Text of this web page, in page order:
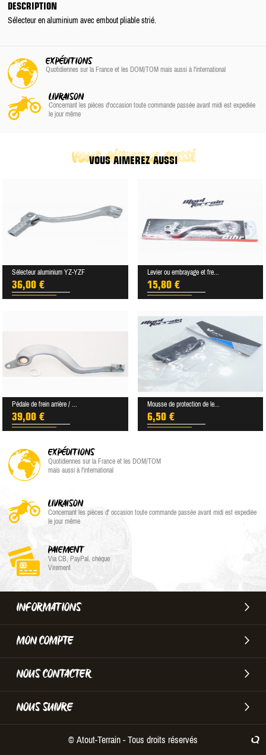
DESCRIPTION
Sélecteur en aluminium avec embout pliable strié.
EXPÉDITIONS
Quotidiennes sur la Franceet les DOM/TOM mais aussi à l'international
LIVRAISON
Concernant les pièces d'occasion toute commande passée avant midi est expediée
le jour même
VOUS AIMEREZ AUSSI
vous aimerez aussi
Sélecteur aluminium YZ-YZF
36,00 €
Levier ou embrayage et fre...
15,80 €
Pédale de frein arrière / ...
39,00 €
Mousse de protection de le...
6,50 €
EXPÉDITIONS
Quotidiennes sur la France et les DOM/TOM
mais aussi à l'international
LIVRAISON
Concernant les pièces d' occasion toute commande passée avant midi est expediée
le jour même
PAIEMENT
Via CB, PayPal, chèque
Virement
INFORMATIONS
MON COMPTE
NOUS CONTACTER
NOUS SUIVRE
© Atout-Terrain - Tous droits réservés